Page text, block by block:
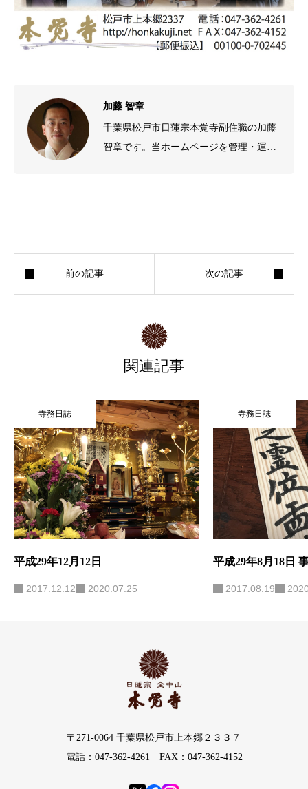
加藤 智章
千葉県松戸市日蓮宗本覚寺副住職の加藤
智章です。当ホームページを管理・運営
関連記事
寺務日誌
平成29年12月12日
2017.12.12 2020.07.25
寺務日誌
平成29年8月18日
2017.08.19
〒271-0064 千葉県松戸市上本郷２３３７
電話：047-362-4261 FAX：047-362-4152